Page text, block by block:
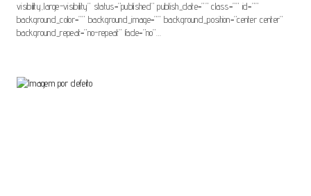
visibility,large-visibility” status=”published” publish_date=”” class=”” id=””
background_color=”” background_image=”” background_position=”center center”
background_repeat=”no-repeat” fade=”no”…